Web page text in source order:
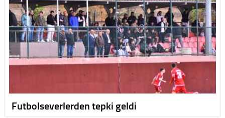
Futbolseverlerden tepki geldi